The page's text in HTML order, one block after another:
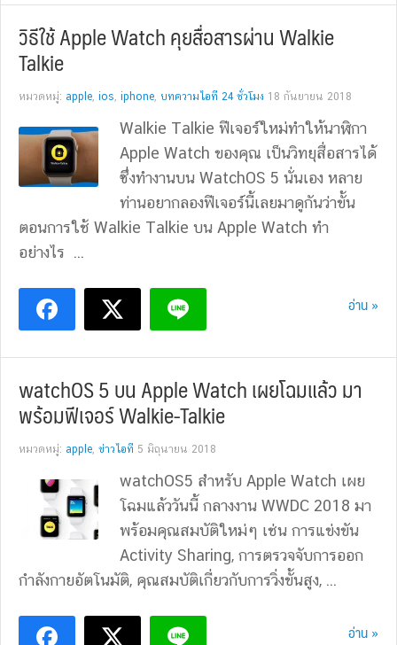
วิธีใช้ Apple Watch คุยสื่อสารผ่าน Walkie
Talkie
หมวดหมู่: apple, ios, iphone, บทความไอที 24 ชั่วโมง 18 กันยายน 2018
Walkie Talkie ฟีเจอร์ใหม่ทำให้นาฬิกา
Apple Watch ของคุณ เป็นวิทยุสื่อสารได้
ซึ่งทำงานบน WatchOS 5 นั่นเอง หลาย
ท่านอยากลองฟีเจอร์นี้เลยมาดูกันว่าขั้น
ตอนการใช้ Walkie Talkie บน Apple Watch ทำ
อย่างไร ...
อ่าน »
watchOS 5 บน Apple Watch เผยโฉมแล้ว มา
พร้อมฟีเจอร์ Walkie-Talkie
หมวดหมู่: apple, ข่าวไอที 5 มิถุนายน 2018
watchOS5 สำหรับ Apple Watch เผย
โฉมแล้ววันนี้ กลางงาน WWDC 2018 มา
พร้อมคุณสมบัติใหม่ๆ เช่น การแข่งขัน
Activity Sharing, การตรวจจับการออก
กำลังกายอัตโนมัติ, คุณสมบัติเกี่ยวกับการวิ่งขั้นสูง, ...
อ่าน »